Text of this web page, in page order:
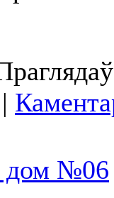
|
дом №06